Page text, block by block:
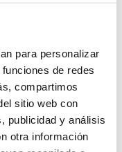
para personalizar
de redes
compartimos
sitio web con
publicidad y análisis
otra información